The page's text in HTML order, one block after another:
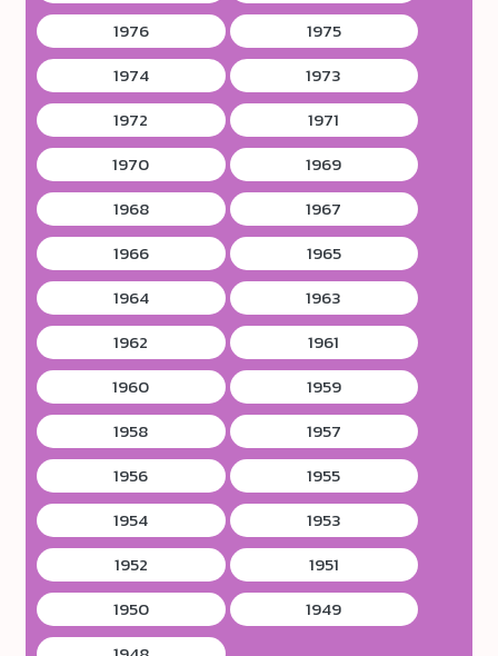
1976
1975
1974
1973
1972
1971
1970
1969
1968
1967
1966
1965
1964
1963
1962
1961
1960
1959
1958
1957
1956
1955
1954
1953
1952
1951
1950
1949